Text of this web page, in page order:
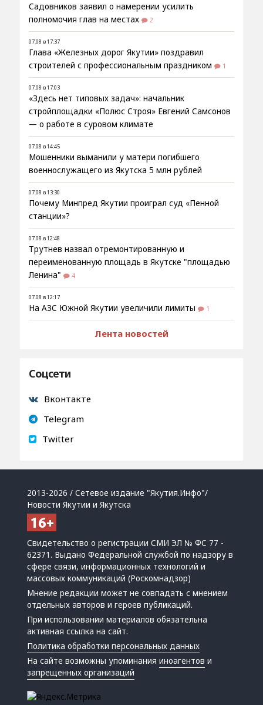
Садовников заявил о намерении усилить
полномочия глав на местах
2
07.08 в 17:37
Глава «Железных дорог Якутии» поздравил
строителей с профессиональным праздником
1
07.08 в 17:03
«Здесь нет типовых задач»: начальник
стройплощадки «Полюс Строя» Евгений Самсонов
— о работе в суровом климате
07.08 в 14:45
Мошенники выманили у матери погибшего
военнослужащего из Якутска 5 млн рублей
07.08 в 13:30
Почему Минпред Якутии проиграл суд «Пенной
станции»?
07.08 в 12:48
Трутнев назвал отремонтированную и
переименованную площадь в Якутске "площадью
Ленина"
4
07.08 в 12:17
На АЗС Южной Якутии увеличили лимиты 1
Лента новостей
Соцсети
Вконтакте
Telegram
Twitter
2013-2026 / Сетевое издание "Якутия.Инфо"/
Новости Якутии и Якутска
Свидетельство о регистрации СМИ ЭЛ № ФС 77 -
62371. Выдано Федеральной службой по надзору в
сфере связи, информационных технологий и
массовых коммуникаций (Роскомнадзор)
Мнение редакции может не совпадать с мнением
отдельных авторов и героев публикаций.
При использовании материалов обязательна
активная ссылка на сайт.
Политика обработки персональных данных
На сайте возможны упоминанияиноагентов и
запрещенных организаций